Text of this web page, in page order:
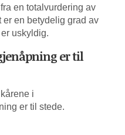
en totalvurdering av
en betydelig grad av
uskyldig.
er til
i
er til stede.